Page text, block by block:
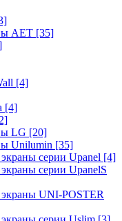
AET [35]
[4]
[4]
LG [20]
Unilumin [35]
серии Upanel [4]
серии UpanelS
UNI-POSTER